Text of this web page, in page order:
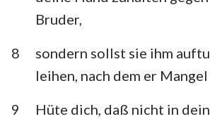
Bruder,
8
sondern sollst sie ihm
leihen, nach dem er Mangel
9
Hüte dich, daß nicht in